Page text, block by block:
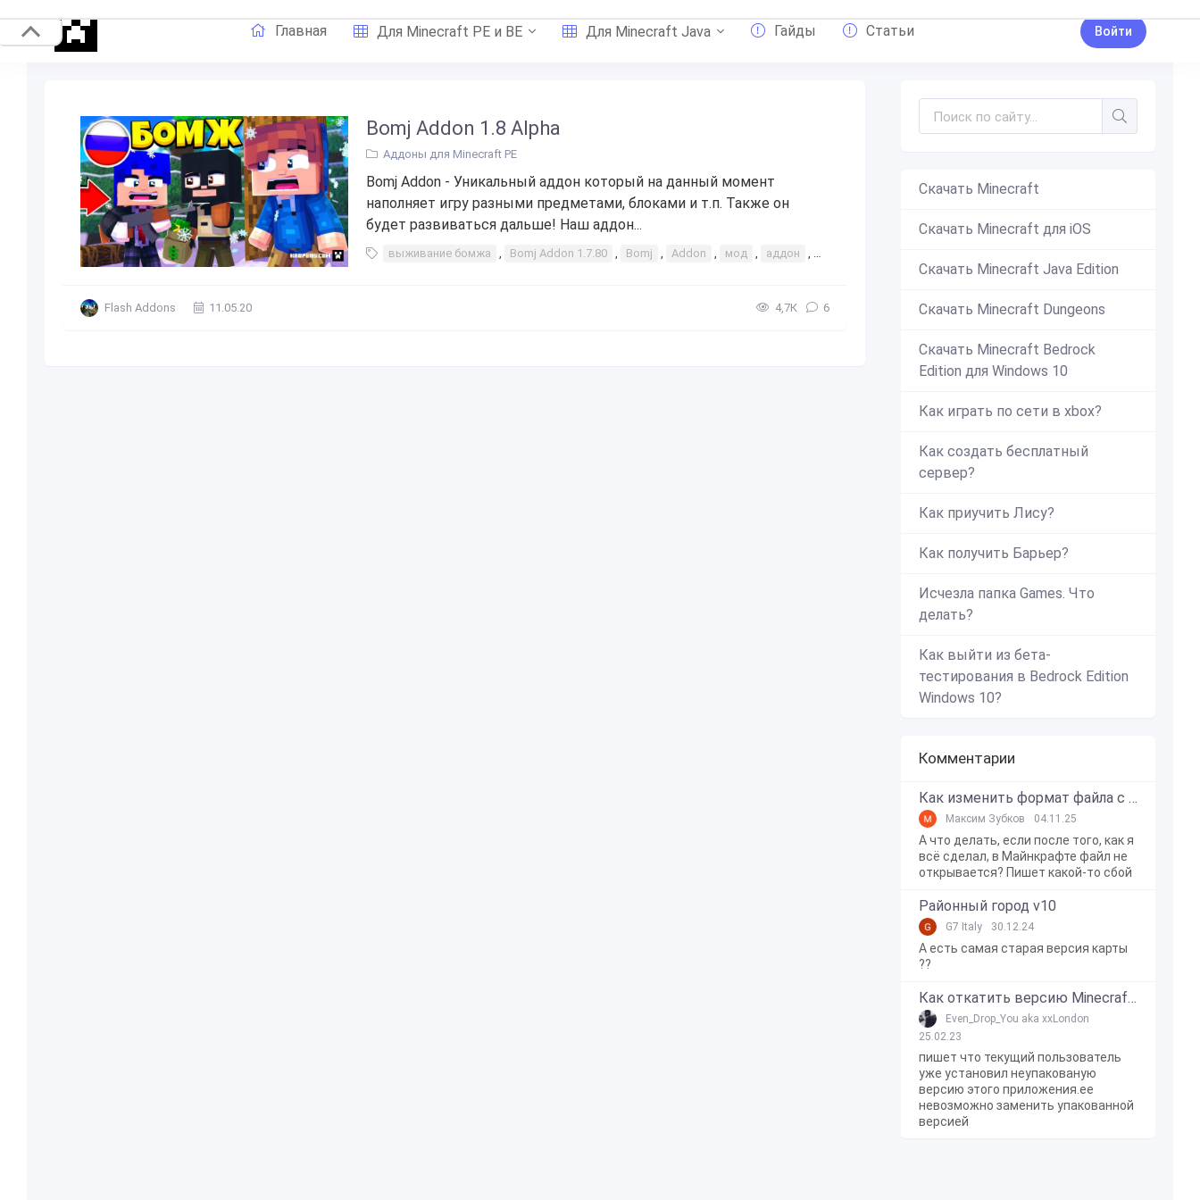
Главная Для Minecraft PE и BE Для Minecraft Java Гайды Статьи Войти
Bomj Addon 1.8 Alpha
Аддоны для Minecraft PE
Bomj Addon - Уникальный аддон который на данный момент
наполняет игру разными предметами, блоками и т.п. Также он
будет развиваться дальше! Наш аддон...
выживание бомжа , Bomj Addon 1.7.80 , Bomj , Addon , мод , аддон , дополнение
Flash Addons 11.05.20 4,7К 6
Скачать Minecraft
Скачать Minecraft для iOS
Скачать Minecraft Java Edition
Скачать Minecraft Dungeons
Скачать Minecraft Bedrock
Edition для Windows 10
Как играть по сети в xbox?
Как создать бесплатный
сервер?
Как приучить Лису?
Как получить Барьер?
Исчезла папка Games. Что
делать?
Как выйти из бета-
тестирования в Bedrock Edition
Windows 10?
Комментарии
Как изменить формат файла с zip в mcworld?
Максим Зубков 04.11.25
А что делать, если после того, как я
всё сделал, в Майнкрафте файл не
открывается? Пишет какой-то сбой
Районный город v10
G7 Italy 30.12.24
А есть самая старая версия карты
??
Как откатить версию Minecraft Bedrock Edition на Windows 10?
Even_Drop_You aka xxLondon
25.02.23
пишет что текущий пользователь
уже установил неупакованую
версию этого приложения.ее
невозможно заменить упакованной
версией